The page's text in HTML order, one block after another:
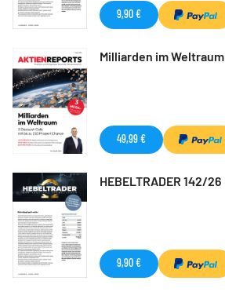
9,90 €
Milliarden im Weltraum
49,99 €
HEBELTRADER 142/26
9,90 €